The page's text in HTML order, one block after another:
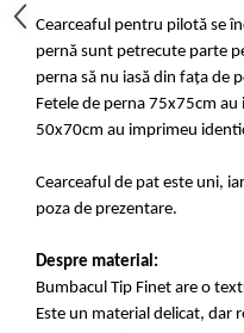
Cearceaful pentru pilotă se
pernă sunt petrecute parte
perna să nu iasă din fața de
Fetele de perna 75x75cm
50x70cm au imprimeu
Cearceaful de pat este uni,
poza de prezentare.
Despre material:
Bumbacul Tip Finet are o
Este un material delicat, dar